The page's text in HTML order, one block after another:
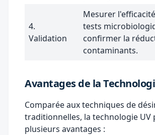
4.
Validation
Mesurer
tests
confirmer la
contaminants.
Avantages de la
Comparée aux techniques de
traditionnelles, la technologie UV
plusieurs avantages :